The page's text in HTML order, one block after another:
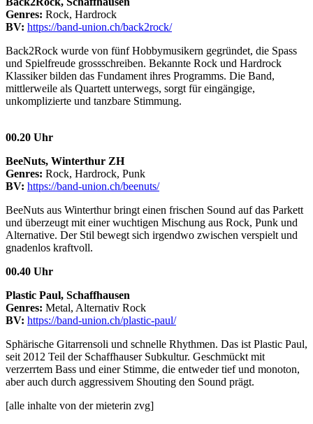
Genres: Rock, Hardrock
BV: https://band-union.ch/back2rock/
Back2Rock wurde von fünf Hobbymusikern gegründet, die Spass
und Spielfreude grossschreiben. Bekannte Rock und Hardrock
Klassiker bilden das Fundament ihres Programms. Die Band,
mittlerweile als Quartett unterwegs, sorgt für eingängige,
unkomplizierte und tanzbare Stimmung.
00.20 Uhr
BeeNuts, Winterthur ZH
Genres: Rock, Hardrock, Punk
BV: https://band-union.ch/beenuts/
BeeNuts aus Winterthur bringt einen frischen Sound auf das Parkett
und überzeugt mit einer wuchtigen Mischung aus Rock, Punk und
Alternative. Der Stil bewegt sich irgendwo zwischen verspielt und
gnadenlos kraftvoll.
00.40 Uhr
Plastic Paul, Schaffhausen
Genres: Metal, Alternativ Rock
BV: https://band-union.ch/plastic-paul/
Sphärische Gitarrensoli und schnelle Rhythmen. Das ist Plastic Paul,
seit 2012 Teil der Schaffhauser Subkultur. Geschmückt mit
verzerrtem Bass und einer Stimme, die entweder tief und monoton,
aber auch durch aggressivem Shouting den Sound prägt.
[alle inhalte von der mieterin zvg]